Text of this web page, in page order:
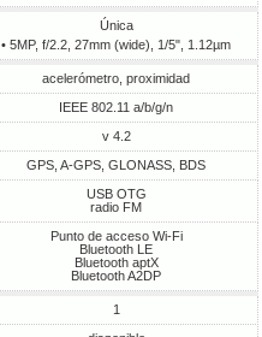
Única
• 5MP, f/2.2, 27mm (wide), 1/5", 1.12µm
acelerómetro, proximidad
IEEE 802.11 a/b/g/n
v 4.2
GPS, A-GPS, GLONASS, BDS
USB OTG
radio FM
Punto de acceso Wi-Fi
Bluetooth LE
Bluetooth aptX
Bluetooth A2DP
1